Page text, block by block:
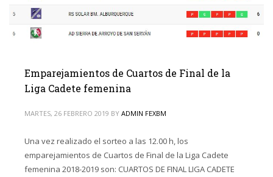
Emparejamientos de Cuartos de Final de la
Liga Cadete femenina
MARTES, 26 FEBRERO 2019 BY ADMIN FEXBM
Una vez realizado el sorteo a las 12.00 h, los
emparejamientos de Cuartos de Final de la Liga Cadete
femenina 2018-2019 son: CUARTOS DE FINAL LIGA CADETE